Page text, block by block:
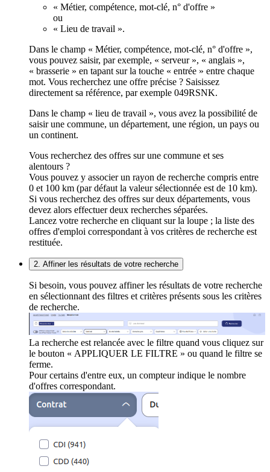
« Métier, compétence, mot-clé, n° d'offre »
ou
« Lieu de travail ».
Dans le champ « Métier, compétence, mot-clé, n° d'offre »,
vous pouvez saisir, par exemple, « serveur », « anglais »,
« brasserie » en tapant sur la touche « entrée » entre chaque
mot. Vous recherchez une offre précise ? Saisissez
directement sa référence, par exemple 049RSNK.
Dans le champ « lieu de travail », vous avez la possibilité de
saisir une commune, un département, une région, un pays ou
un continent.
Vous recherchez des offres sur une commune et ses
alentours ?
Vous pouvez y associer un rayon de recherche compris entre
0 et 100 km (par défaut la valeur sélectionnée est de 10 km).
Si vous recherchez des offres sur deux départements, vous
devez alors effectuer deux recherches séparées.
Lancez votre recherche en cliquant sur la loupe ; la liste des
offres d'emploi correspondant à vos critères de recherche est
restituée.
2. Affiner les résultats de votre recherche
Si besoin, vous pouvez affiner les résultats de votre recherche
en sélectionnant des filtres et critères présents sous les critères
de recherche.
La recherche est relancée avec le filtre quand vous cliquez sur
le bouton « APPLIQUER LE FILTRE » ou quand le filtre se
ferme.
Pour certains d'entre eux, un compteur indique le nombre
d'offres correspondant.